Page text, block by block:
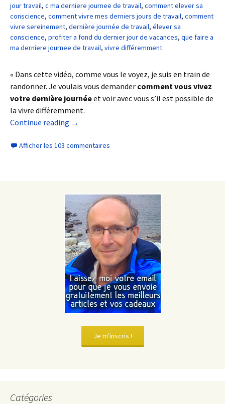
jour travail, c ma derniere journee de travail, comment elever sa
conscience, comment vivre mes derniers jours de travail, comment
vivre sereinement, dernière journée de travail, élever sa
conscience, profiter a fond du dernier jour de vacances, que faire a
ma derniere journee de travail, vivre différemment
« Dans cette vidéo, comme vous le voyez, je suis en train de
randonner. Je voulais vous demander comment vous vivez
votre dernière journéeet voir avec vous s’il est possible de
la vivre différemment.
Continue reading →
Afficher les 103 commentaires
Je m'inscris !
Catégories